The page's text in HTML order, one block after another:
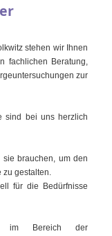
stehen wir Ihnen
fachlichen Beratung,
zur
sind bei uns herzlich
brauchen, um den
gestalten.
für die Bedürfnisse
im Bereich der